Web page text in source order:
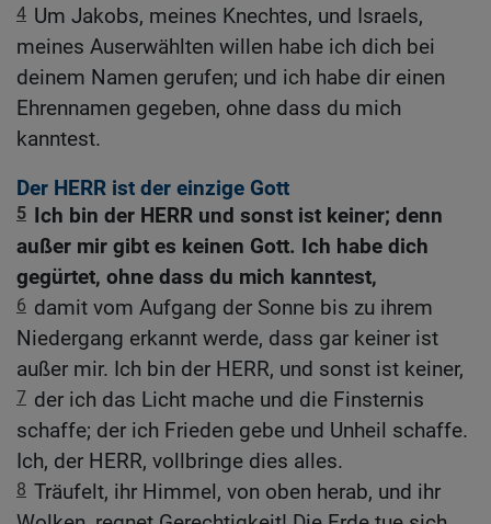
4 Um Jakobs, meines Knechtes, und Israels,
meines Auserwählten willen habe ich dich bei
deinem Namen gerufen; und ich habe dir einen
Ehrennamen gegeben, ohne dass du mich
kanntest.
Der HERR ist der einzige Gott
5 Ich bin der HERR und sonst ist keiner; denn
außer mir gibt es keinen Gott. Ich habe dich
gegürtet, ohne dass du mich kanntest,
6 damit vom Aufgang der Sonne bis zu ihrem
Niedergang erkannt werde, dass gar keiner ist
außer mir. Ich bin der HERR, und sonst ist keiner,
7 der ich das Licht mache und die Finsternis
schaffe; der ich Frieden gebe und Unheil schaffe.
Ich, der HERR, vollbringe dies alles.
8 Träufelt, ihr Himmel, von oben herab, und ihr